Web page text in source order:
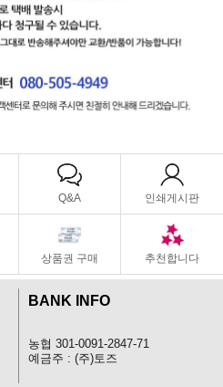
Q&A 인쇄게시판
상품권 구매 추천합니다
BANK INFO
농협 301-0091-2847-71
예금주 : (주)토즈